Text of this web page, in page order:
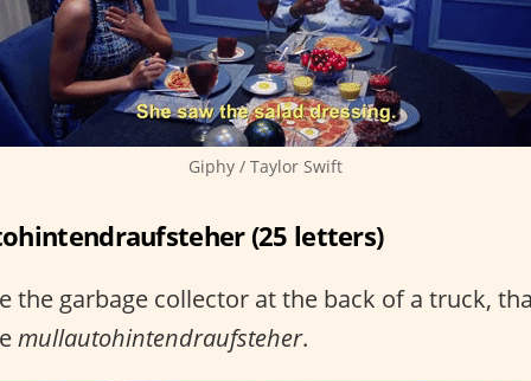
Giphy / Taylor Swift
(25 letters)
the garbage collector at the back of a truck,
mullautohintendraufsteher.